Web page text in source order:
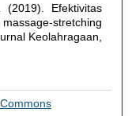
Efektivitas
stretching
Keolahragaan,